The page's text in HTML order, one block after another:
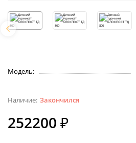
Модель:
Закончился
252200 ₽